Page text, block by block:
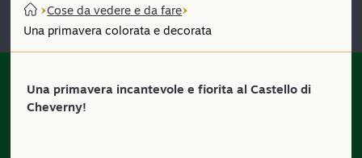
Cose da vedere e da fare
Una primavera colorata e decorata
Una primavera incantevole e fiorita al Castello di
Cheverny!